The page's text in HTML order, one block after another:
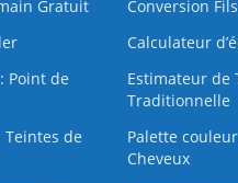
Gratuit
Conversion
Calculateur
Point de
Estimateur de
Traditionnelle
Teintes de
Palette
Cheveux